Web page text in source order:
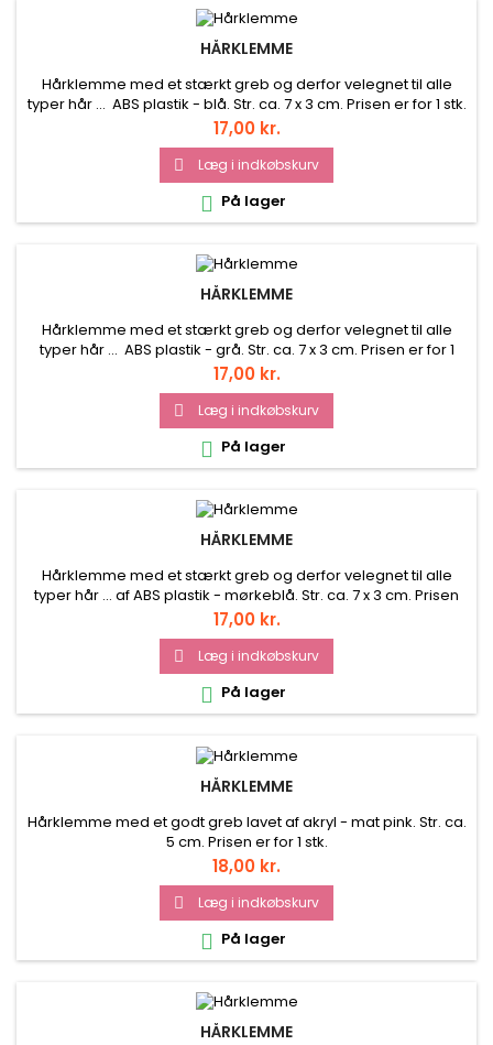
HÅRKLEMME
Hårklemme med et stærkt greb og derfor velegnet til alle
typer hår ... ABS plastik - blå. Str. ca. 7 x 3 cm. Prisen er for 1 stk.
Pris
17,00 kr.
 Læg i indkøbskurv
 På lager
HÅRKLEMME
Hårklemme med et stærkt greb og derfor velegnet til alle
typer hår ... ABS plastik - grå. Str. ca. 7 x 3 cm. Prisen er for 1
stk.
Pris
17,00 kr.
 Læg i indkøbskurv
 På lager
HÅRKLEMME
Hårklemme med et stærkt greb og derfor velegnet til alle
typer hår ... af ABS plastik - mørkeblå. Str. ca. 7 x 3 cm. Prisen
er for 1 stk.
Pris
17,00 kr.
 Læg i indkøbskurv
 På lager
HÅRKLEMME
Hårklemme med et godt greb lavet af akryl - mat pink. Str. ca.
5 cm. Prisen er for 1 stk.
Pris
18,00 kr.
 Læg i indkøbskurv
 På lager
HÅRKLEMME